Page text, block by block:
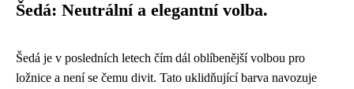
Šedá: Neutrální a elegantní volba.
Šedá je v posledních letech čím dál oblíbenější volbou pro
ložnice a není se čemu divit. Tato uklidňující barva navozuje